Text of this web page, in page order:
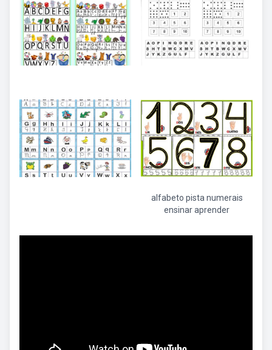
alfabeto pista numerais
ensinar aprender